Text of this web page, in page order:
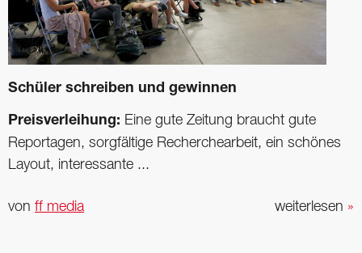
Schüler schreiben und gewinnen
Preisverleihung: Eine gute Zeitung braucht gute
Reportagen, sorgfältige Recherchearbeit, ein schönes
Layout, interessante ...
weiterlesen »
von ff media